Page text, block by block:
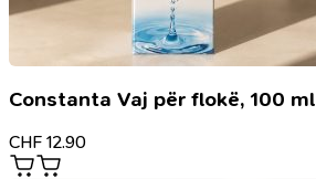
Constanta Vaj për flokë, 100 ml
CHF 12.90